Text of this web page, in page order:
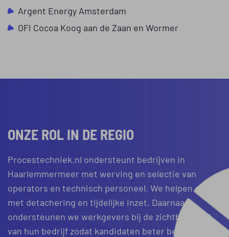
Argent Energy Amsterdam
OFI Cocoa Koog aan de Zaan en Wormer
ONZE ROL IN DE REGIO
Procestechniek.nl ondersteunt bedrijven in
Haarlemmermeer met werving en selectie van
operators en technisch personeel. We helpen ook
met detachering en tijdelijke inzet. Daarnaast
ondersteunen we werkgevers bij de zichtbaarheid
van hun bedrijf zodat kandidaten beter begrijpen